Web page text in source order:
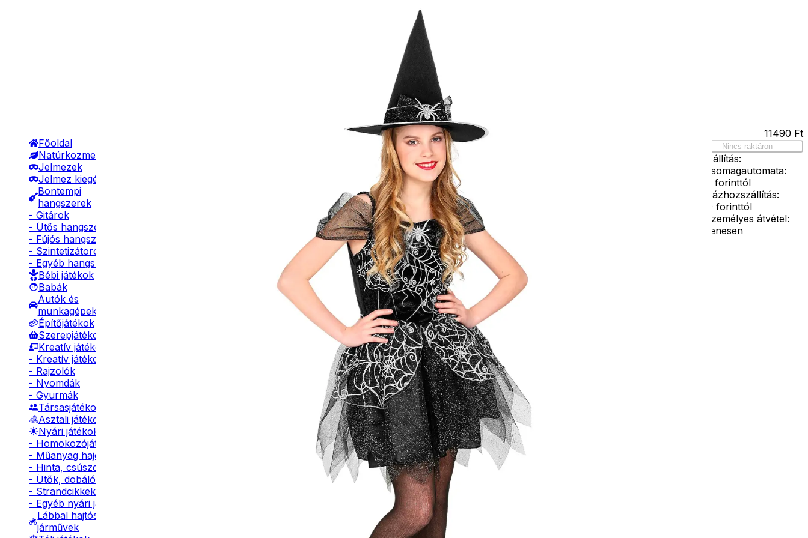
Kategóriák
Főoldal
Natúrkozmetikumok
Jelmezek
Jelmez kiegészítők
Bontempi
hangszerek
- Gitárok
- Ütős hangszerek
- Fújós hangszerek
- Szintetizátorok
- Egyéb hangszerek
Bébi játékok
Babák
Autók és
munkagépek
Építőjátékok
Szerepjátékok
Kreatív játékok
- Kreatív játékok
- Rajzolók
- Nyomdák
- Gyurmák
Társasjátékok
Asztali játékok
Nyári játékok
- Homokozójátékok
- Műanyag hajók
- Hinta, csúszda
- Ütők, dobálók
- Strandcikkek
- Egyéb nyári játékok
Lábbal hajtós
járművek
Ezüst boszi jelmez 158-as
Elérhetőség Nincs raktáron
Értesítés
Értesíts ha elérhető
Méret
158[Mérettáblázat
Célcsoport Lány jelmez
Típus
Boszorkány
Ajánlott
korosztály
11 éves kortól 13 éves korig
Gyártó
Widmann
Cikkszám
w97348
Csomag
tartalma
A jelmez ruha, kalap.
Rövid leírás Ezüst boszi jelmez 158-as
Részletes
leírás
Jó minőségű gyermekjelmez (Ezüst boszi jelmez 158-as),
hogy gyermeke mindig új és változatos egyéniség lehessen.
Egyéb
Anyaga 100 % poliészter, mely 30 C fokon kézzel mosható.
Nem vasalható, nyílt lángtól és sugárzó hőtől kérjük távol
tartani. A méretproblémából adódó jelmezcserénél a
postaköltségek a vevőt terhelik! Jelmezcserénél a
postaköltséget csak minőségi probléma esetén tudjuk
átvállalni. Tájékoztatjuk kedves vásárlóinkat, hogy a
jelmezek nem tartalmazzák a kiegészítőket, mint például
harisnya, ékszer, cipő, paróka, kesztyű, kardok, kemény
kalapok, varázspálca, seprű, szakáll, bajusz, műanyag
korona, esernyő, vasvilla, stb. Amennyiben a képen több
termék szerepel, az ár minden esetben egy termékre
vonatkozik!
11490 Ft
Nincs raktáron
Szállítás:
- Csomagautomata:
1190 forinttól
- Házhozszállítás:
2190 forinttól
- Személyes átvétel:
ingyenesen